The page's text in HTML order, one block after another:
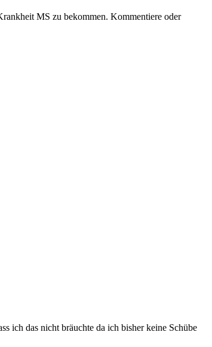
MS zu bekommen. Kommentiere oder
ich das nicht bräuchte da ich bisher keine Schübe